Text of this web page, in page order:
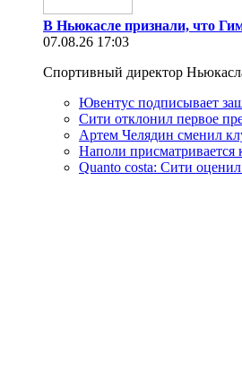
В Ньюкасле признали, что
07.08.26 17:03
Спортивный директор
Ювентус подписывает
Сити отклонил первое
Артем Челядин сменил
Наполи присматривается
Quanto costa: Сити